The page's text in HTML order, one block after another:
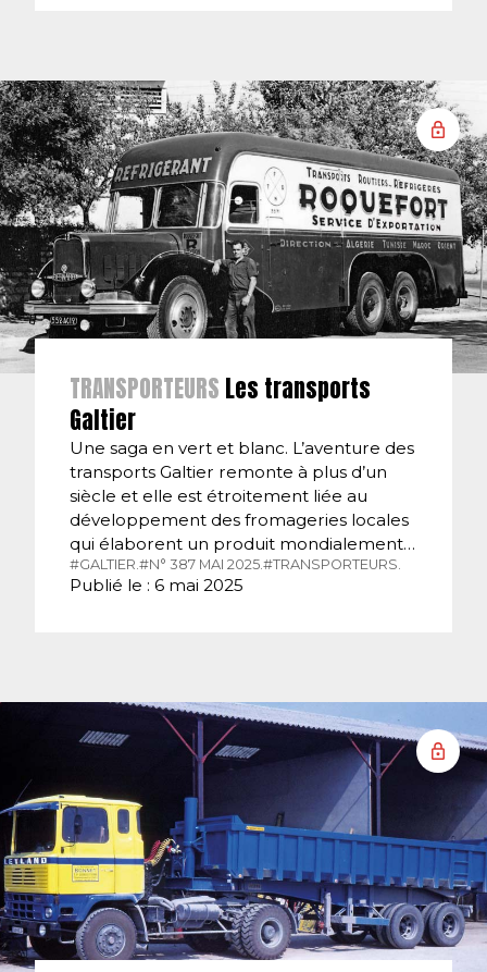
TRANSPORTEURS Les transports
Galtier
Une saga en vert et blanc. L’aventure des
transports Galtier remonte à plus d’un
siècle et elle est étroitement liée au
développement des fromageries locales
qui élaborent un produit mondialement…
#GALTIER.#N° 387 MAI 2025.#TRANSPORTEURS.
Publié le : 6 mai 2025